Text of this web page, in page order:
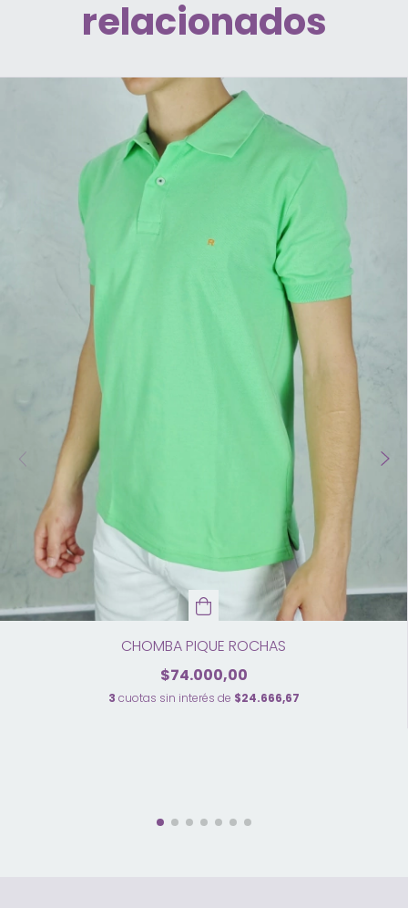
relacionados
CHOMBA PIQUE ROCHAS
$74.000,00
3 cuotas sin interés de $24.666,67